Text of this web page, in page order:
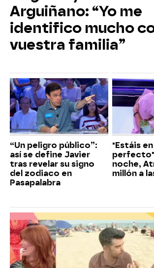
Arguiñano: “Yo me
identifico mucho
vuestra familia”
“Un peligro público”:
así se define Javier
tras revelar su signo
del zodiaco en
Pasapalabra
"Estáis
noche,
millón a